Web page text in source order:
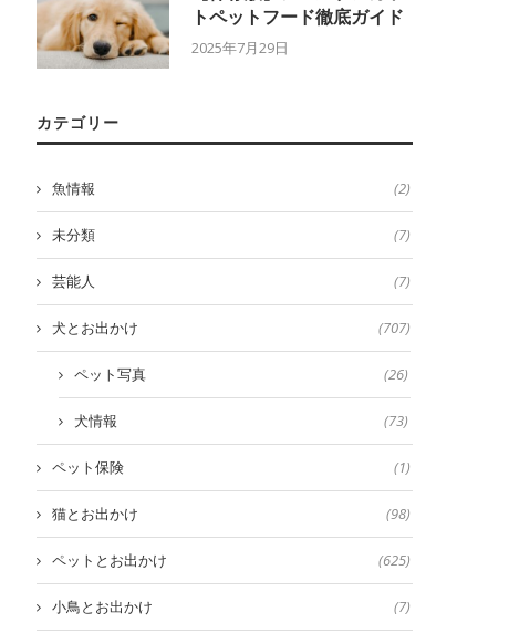
トペットフード徹底ガイド
2025年7月29日
カテゴリー
魚情報 (2)
未分類 (7)
芸能人 (7)
犬とお出かけ (707)
ペット写真 (26)
犬情報 (73)
ペット保険 (1)
猫とお出かけ (98)
ペットとお出かけ (625)
小鳥とお出かけ (7)